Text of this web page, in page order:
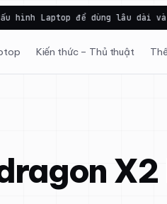
để dùng lâu dài và đúng mục…
Kiến thức – Thủ thuật